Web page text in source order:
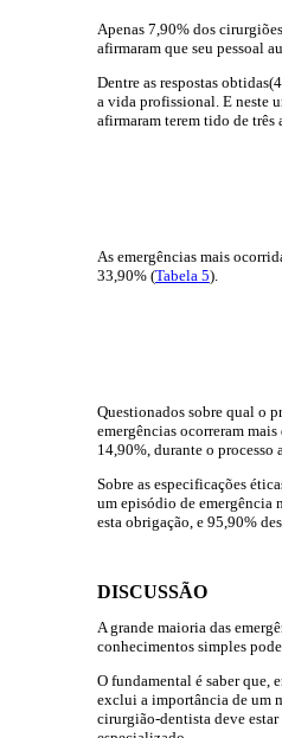
Apenas 7,90% dos
afirmaram que seu pessoal
Dentre as respostas
a vida profissional. E neste
afirmaram terem tido de três
As emergências mais
33,90% (Tabela 5).
Questionados sobre qual o
emergências ocorreram
14,90%, durante o processo
Sobre as especificações
um episódio de emergência
esta obrigação, e 95,90%
DISCUSSÃO
A grande maioria das
conhecimentos simples
O fundamental é saber que,
exclui a importância de um
cirurgião-dentista deve